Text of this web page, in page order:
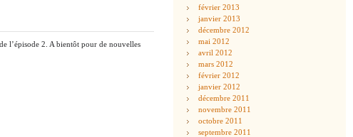
l’épisode 2. A bientôt pour de nouvelles
février 2013
janvier 2013
décembre 2012
mai 2012
avril 2012
mars 2012
février 2012
janvier 2012
décembre 2011
novembre 2011
octobre 2011
septembre 2011